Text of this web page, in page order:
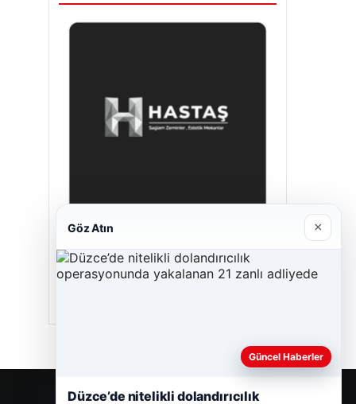
Hastaş Beton
26/05/2026
Göz Atın ×
Güncel Haberler
Düzce’de nitelikli dolandırıcılık